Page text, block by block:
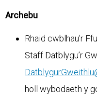
Archebu
Rhaid cwblhau’r
Staff Datblygu’r
holl wybodaeth y